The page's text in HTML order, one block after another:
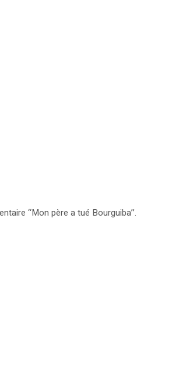
‘‘Mon père a tué Bourguiba’’.